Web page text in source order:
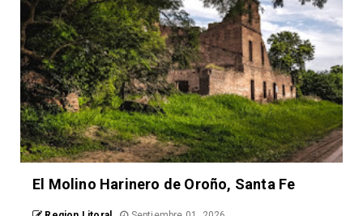
El Molino Harinero de Oroño, Santa Fe